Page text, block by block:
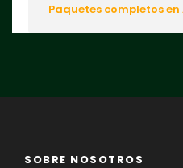
Paquetes completos
SOBRE NOSOTROS